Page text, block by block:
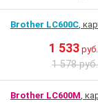
Brother LC600C,
1 533 руб.
1 578 руб.
Brother LC600M,